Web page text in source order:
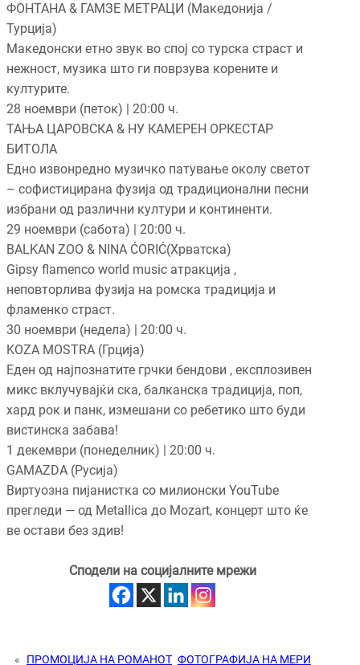
ФОНТАНА & ГАМЗЕ МЕТРАЦИ (Македонија /
Турција)
Македонски етно звук во спој со турска страст и
нежност, музика што ги поврзува корените и
културите.
28 ноември (петок) | 20:00 ч.
ТАЊА ЦАРОВСКА & НУ КАМЕРЕН ОРКЕСТАР
БИТОЛА
Едно извонредно музичко патување околу светот
– софистицирана фузија од традиционални песни
избрани од различни култури и континенти.
29 ноември (сабота) | 20:00 ч.
BALKAN ZOO & NINA ĆORIĆ(Хрватска)
Gipsy flamenco world music атракција ,
неповторлива фузија на ромска традиција и
фламенко страст.
30 ноември (недела) | 20:00 ч.
KOZA MOSTRA (Грција)
Еден од најпознатите грчки бендови , експлозивен
микс вклучувајќи ска, балканска традиција, поп,
хард рок и панк, измешани со ребетико што буди
вистинска забава!
1 декември (понеделник) | 20:00 ч.
GAMAZDA (Русија)
Виртуозна пијанистка со милионски YouTube
прегледи — од Metallica до Mozart, концерт што ќе
ве остави без здив!
Сподели на социјалните мрежи
«
ПРОМОЦИЈА НА РОМАНОТ ФОТОГРАФИЈА НА МЕРИ